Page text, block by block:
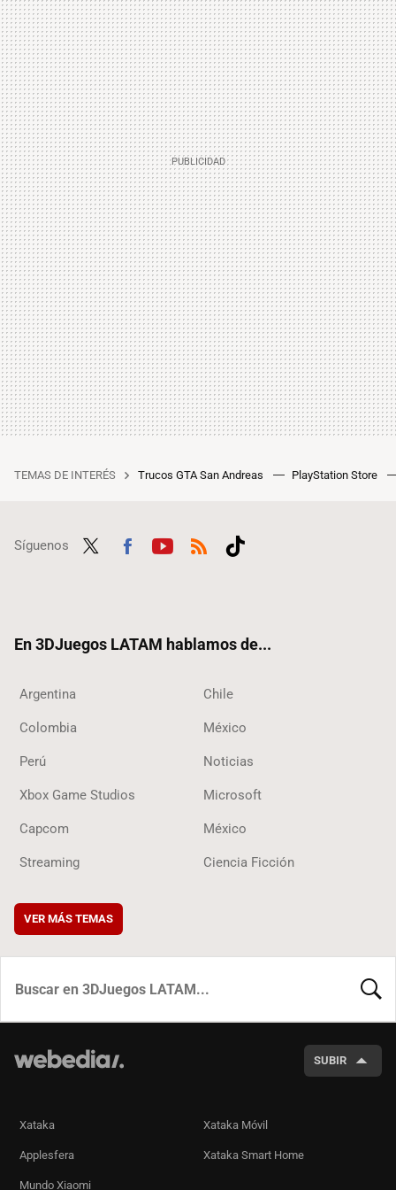
TEMAS DE INTERÉS Trucos GTA San Andreas PlayStation Store
Síguenos
En 3DJuegos LATAM hablamos de...
Argentina Chile
Colombia México
Perú Noticias
Xbox Game Studios Microsoft
Capcom México
Streaming Ciencia Ficción
VER MÁS TEMAS
SUBIR
Xataka Xataka Móvil
Applesfera Xataka Smart Home
Mundo Xiaomi